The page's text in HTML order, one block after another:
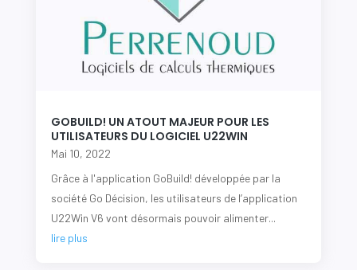
GOBUILD! UN ATOUT MAJEUR POUR LES
UTILISATEURS DU LOGICIEL U22WIN
Mai 10, 2022
Grâce à l'application GoBuild! développée par la
société Go Décision, les utilisateurs de l’application
U22Win V6 vont désormais pouvoir alimenter...
lire plus